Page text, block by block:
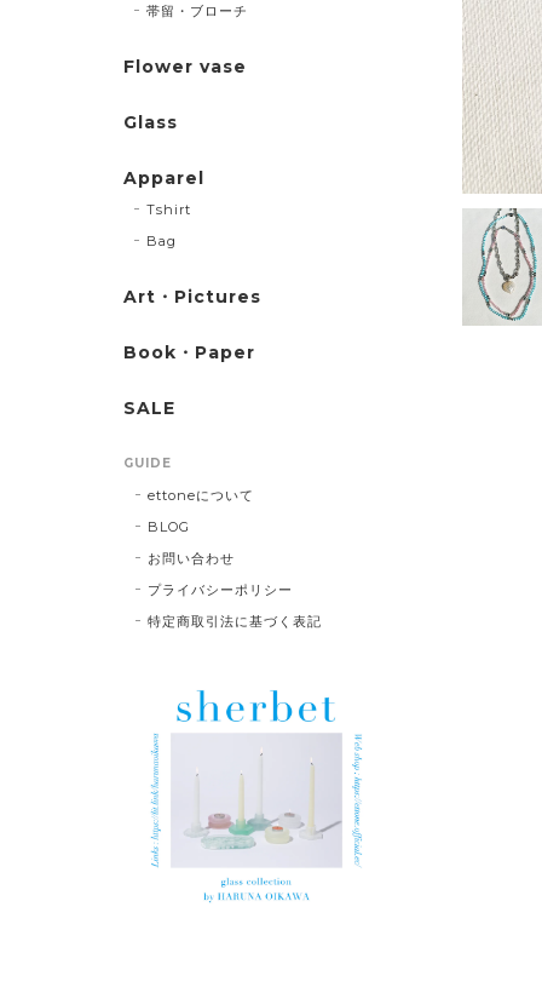
帯留・ブローチ
Flower vase
Glass
Apparel
Tshirt
Bag
Art・Pictures
Book・Paper
SALE
GUIDE
ettoneについて
BLOG
お問い合わせ
プライバシーポリシー
特定商取引法に基づく表記